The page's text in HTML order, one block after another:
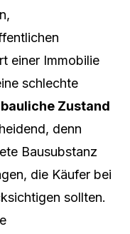
einer Immobilie
schlechte
bauliche Zustand
denn
Bausubstanz
die Käufer bei
sollten.